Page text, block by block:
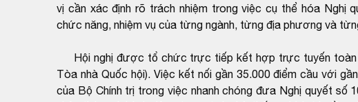
vị cần xác định rõ trách nhiệm trong việc cụ thể hóa Nghị
chức năng, nhiệm vụ của từng ngành, từng địa phương và
Hội nghị được tổ chức trực tiếp kết hợp trực tuyến toàn
Tòa nhà Quốc hội). Việc kết nối gần 35.000 điểm cầu với
của Bộ Chính trị trong việc nhanh chóng đưa Nghị quyết